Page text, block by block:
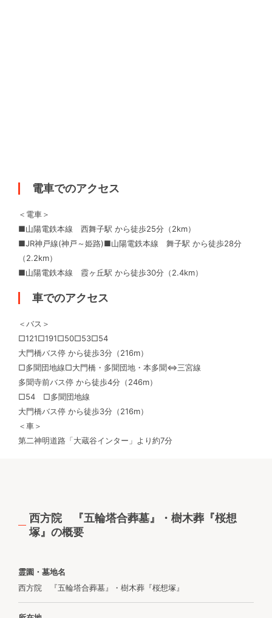
電車でのアクセス
＜電車＞
■山陽電鉄本線 西舞子駅 から徒歩25分（2km）
■JR神戸線(神戸～姫路)■山陽電鉄本線 舞子駅 から徒歩28分
（2.2km）
■山陽電鉄本線 霞ヶ丘駅 から徒歩30分（2.4km）
車でのアクセス
＜バス＞
□121□191□50□53□54
大門橋バス停 から徒歩3分（216m）
□多聞団地線□大門橋・多聞団地・本多聞⇔三宮線
多聞寺前バス停 から徒歩4分（246m）
□54 □多聞団地線
大門橋バス停 から徒歩3分（216m）
＜車＞
第二神明道路「大蔵谷インター」より約7分
西方院 『五輪塔合葬墓』・樹木葬『桜想
塚』の概要
霊園・墓地名
西方院 『五輪塔合葬墓』・樹木葬『桜想塚』